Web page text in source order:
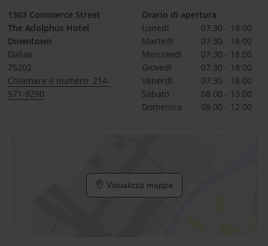
1303 Commerce Street
The Adolphus Hotel
Downtown
Dallas
75202
Chiamare il numero: 214-
571-9290
Orario di apertura
Lunedì
07:30 - 18:00
Martedì
07:30 - 18:00
Mercoledì
07:30 - 18:00
Giovedì
07:30 - 18:00
Venerdì
07:30 - 18:00
Sabato
08:00 - 13:00
Domenica
08:00 - 12:00
Visualizza mappa